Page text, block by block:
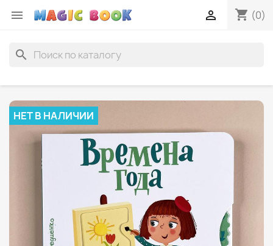
 shopping_cart (0)

search
НЕТ В НАЛИЧИИ